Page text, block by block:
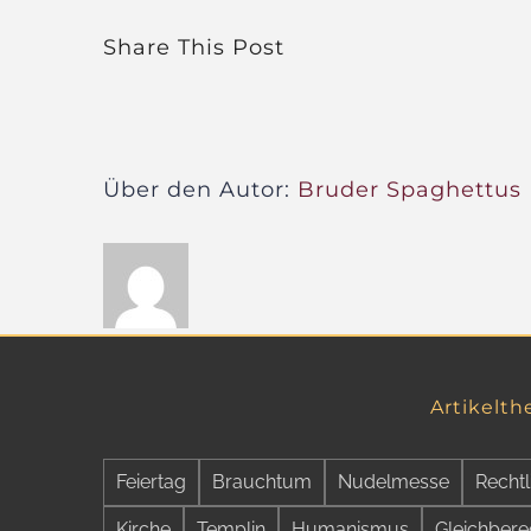
Share This Post
Über den Autor: Bruder Spaghettus
Feiertag Brauchtum Nudelmesse